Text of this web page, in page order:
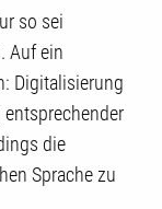
so sei
Auf ein
Digitalisierung
entsprechender
die
Sprache zu